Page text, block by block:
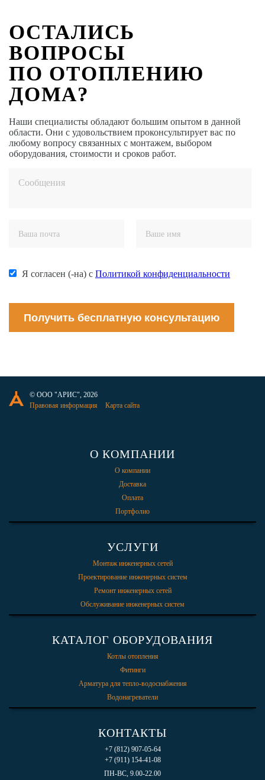
ОСТАЛИСЬ
ВОПРОСЫ
ПО ОТОПЛЕНИЮ
ДОМА?
Наши специалисты обладают большим опытом в данной
области. Они с удовольствием проконсультирует вас по
любому вопросу связанных с монтажем, выбором
оборудования, стоимости и сроков работ.
Я согласен (-на) с Политикой конфиденциальности
Получить бесплатную консультацию
© ООО "АРИС", 2026
Правовая информация
Карта сайта
О КОМПАНИИ
О компании
Доставка
Оплата
Портфолио
УСЛУГИ
Монтаж инженерных сетей
Проектирование инженерных систем
Ремонт инженерных сетей
Обслуживание инженерных систем
КАТАЛОГ ОБОРУДОВАНИЯ
Котлы отопления
Фитинги
Арматура для тепло-водоснабжения
Водонагреватели
КОНТАКТЫ
+7 (812) 907-05-64
+7 (911) 154-41-08
ПН-ВС, 9.00-22.00